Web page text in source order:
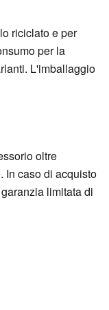
riciclato e per
per la
L'imballaggio
oltre
In caso di acquisto
limitata di